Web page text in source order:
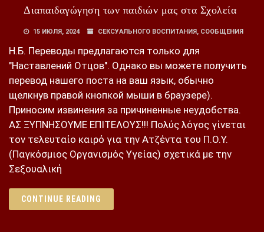
Διαπαιδαγώγηση των παιδιών μας στα Σχολεία
15 ИЮЛЯ, 2024 СЕКСУАЛЬНОГО ВОСПИТАНИЯ, СООБЩЕНИЯ
Н.Б. Переводы предлагаются только для
"Наставлений Отцов". Однако вы можете получить
перевод нашего поста на ваш язык, обычно
щелкнув правой кнопкой мыши в браузере).
Приносим извинения за причиненные неудобства.
ΑΣ ΞΥΠΝΗΣΟΥΜΕ ΕΠΙΤΕΛΟΥΣ!!! Πολύς λόγος γίνεται
τον τελευταίο καιρό για την Ατζέντα του Π.Ο.Υ.
(Παγκόσμιος Οργανισμός Υγείας) σχετικά με την
Σεξουαλική
CONTINUE READING